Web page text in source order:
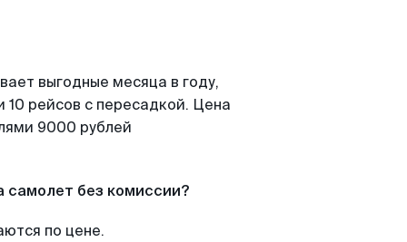
выгодные месяца в году,
рейсов с пересадкой. Цена
9000 рублей
самолет без комиссии?
по цене.